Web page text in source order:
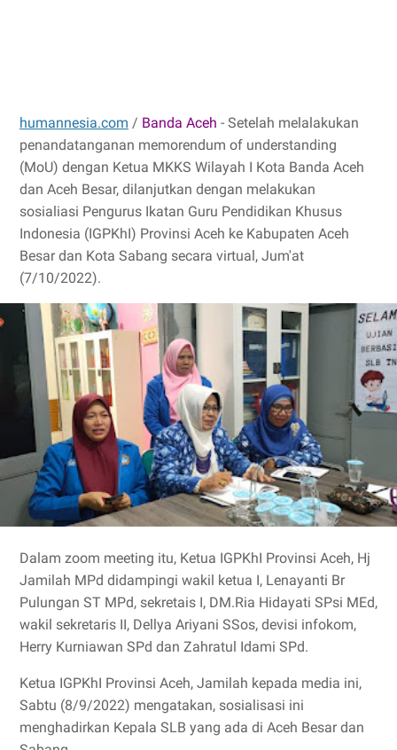
humannesia.com / Banda Aceh - Setelah melalakukan
penandatanganan memorendum of understanding
(MoU) dengan Ketua MKKS Wilayah I Kota Banda Aceh
dan Aceh Besar, dilanjutkan dengan melakukan
sosialiasi Pengurus Ikatan Guru Pendidikan Khusus
Indonesia (IGPKhI) Provinsi Aceh ke Kabupaten Aceh
Besar dan Kota Sabang secara virtual, Jum'at
(7/10/2022).
Dalam zoom meeting itu, Ketua IGPKhI Provinsi Aceh, Hj
Jamilah MPd didampingi wakil ketua I, Lenayanti Br
Pulungan ST MPd, sekretais I, DM.Ria Hidayati SPsi MEd,
wakil sekretaris II, Dellya Ariyani SSos, devisi infokom,
Herry Kurniawan SPd dan Zahratul Idami SPd.
Ketua IGPKhI Provinsi Aceh, Jamilah kepada media ini,
Sabtu (8/9/2022) mengatakan, sosialisasi ini
menghadirkan Kepala SLB yang ada di Aceh Besar dan